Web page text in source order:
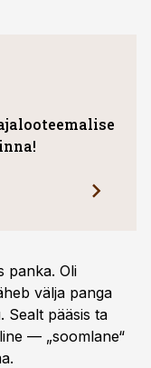
panka. Oli
välja panga
Sealt pääsis ta
— „soomlane“